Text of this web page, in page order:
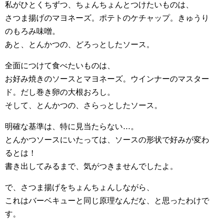
私がひとくちずつ、ちょんちょんとつけたいものは、
さつま揚げのマヨネーズ。ポテトのケチャップ。きゅうり
のもろみ味噌。
あと、とんかつの、どろっとしたソース。
全面につけて食べたいものは、
お好み焼きのソースとマヨネーズ。ウインナーのマスター
ド。だし巻き卵の大根おろし。
そして、とんかつの、さらっとしたソース。
明確な基準は、特に見当たらない…。
とんかつソースにいたっては、ソースの形状で好みが変わ
るとは！
書き出してみるまで、気がつきませんでしたよ。
で、さつま揚げをちょんちょんしながら、
これはバーベキューと同じ原理なんだな、と思ったわけで
す。